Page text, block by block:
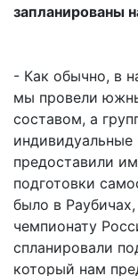
запланированы
- Как обычно, в
мы провели
составом, а
предоставили
подготовки
было в
чемпионату
спланировали
который нам